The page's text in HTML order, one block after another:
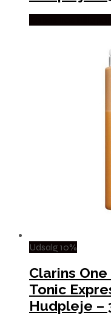
Udsalg 10%
Clarins
Tonic
Hudpleje –